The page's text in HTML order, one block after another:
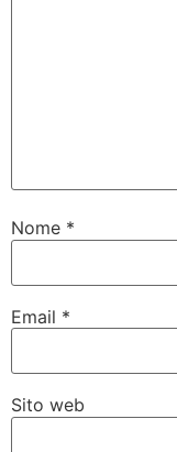
Nome *
Email *
Sito web